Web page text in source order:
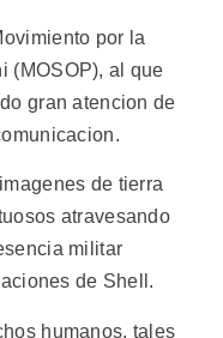
por la
(MOSOP), al que
gran atencion de
de tierra
atravesando
militar
de Shell.
humanos, tales